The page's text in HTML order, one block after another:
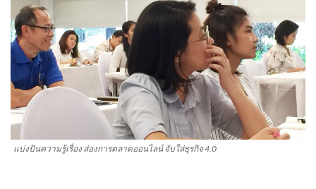
แบ่งปันความรู้เรื่อง ส่องการตลาดออนไลน์ จับใส่ธุรกิจ 4.0